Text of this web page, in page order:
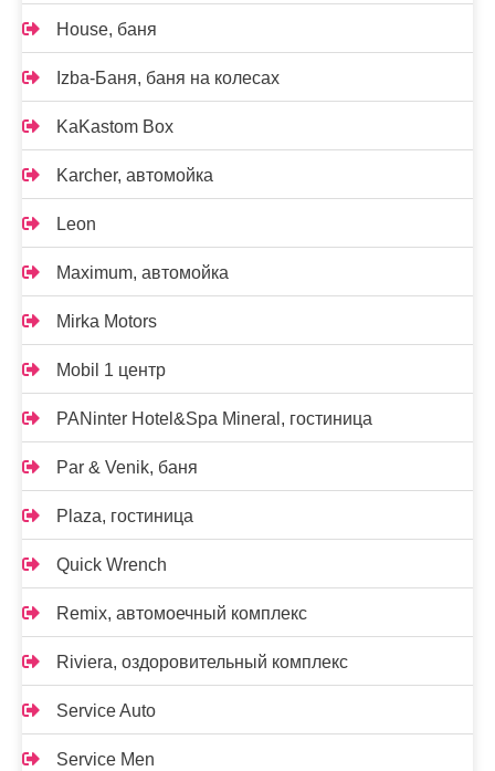
House, баня
Izba-Баня, баня на колесах
KaKastom Box
Karcher, автомойка
Leon
Maximum, автомойка
Mirka Motors
Mobil 1 центр
PANinter Hotel&Spa Mineral, гостиница
Par & Venik, баня
Plaza, гостиница
Quick Wrench
Remix, автомоечный комплекс
Riviera, оздоровительный комплекс
Service Auto
Service Men